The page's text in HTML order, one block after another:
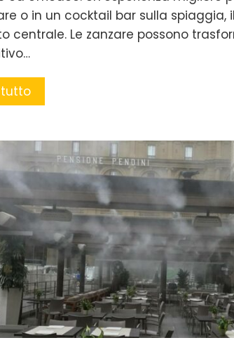
o in un cocktail bar sulla spiaggia,
centrale. Le zanzare possono
tutto